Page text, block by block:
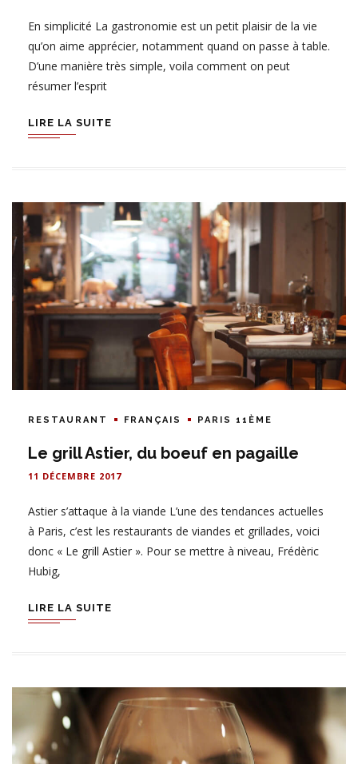
En simplicité La gastronomie est un petit plaisir de la vie
qu’on aime apprécier, notamment quand on passe à table.
D’une manière très simple, voila comment on peut
résumer l’esprit
LIRE LA SUITE
RESTAURANT FRANÇAIS PARIS 11ÈME
Le grill Astier, du boeuf en pagaille
11 DÉCEMBRE 2017
Astier s’attaque à la viande L’une des tendances actuelles
à Paris, c’est les restaurants de viandes et grillades, voici
donc « Le grill Astier ». Pour se mettre à niveau, Frédèric
Hubig,
LIRE LA SUITE